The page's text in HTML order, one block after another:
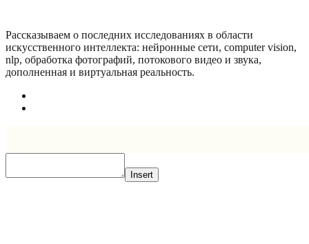
Рассказываем о последних исследованиях в области
искусcтвенного интеллекта: нейронные сети, computer vision,
nlp, обработка фотографий, потокового видео и звука,
дополненная и виртуальная реальность.
Insert